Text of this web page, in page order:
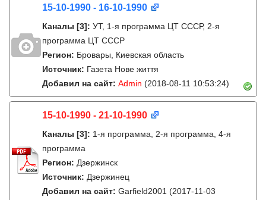
15-10-1990 - 16-10-1990
Каналы [3]: УТ, 1-я программа ЦТ СССР, 2-я
программа ЦТ СССР
Регион: Бровары, Киевская область
Источник: Газета Нове життя
Добавил на сайт: Admin (2018-08-11 10:53:24)
15-10-1990 - 21-10-1990
Каналы [3]: 1-я программа, 2-я программа, 4-я
программа
Регион: Дзержинск
Источник: Дзержинец
Добавил на сайт: Garfield2001 (2017-11-03